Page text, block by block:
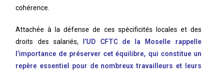
cohérence.
Attachée à la défense de ces spécificités locales et des
droits des salariés, l’UD CFTC de la Moselle rappelle
l’importance de préserver cet équilibre, qui constitue un
repère essentiel pour de nombreux travailleurs et leurs